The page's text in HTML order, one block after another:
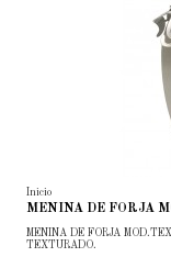
Inicio
MENINA DE FORJA
MENINA DE FORJA
TEXTURADO.